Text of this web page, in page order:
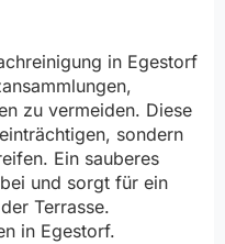
in Egestorf
zu vermeiden. Diese
sondern
Ein sauberes
und sorgt für ein
Terrasse.
in Egestorf.